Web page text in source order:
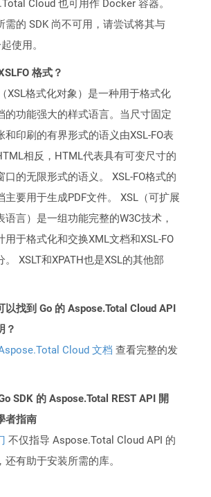
Cloud 也可用作 Docker 容器。
需的 SDK 尚不可用，请尝试将其与
使用。
格式？
XSL格式化对象）是一种用于格式化
的功能强大的样式语言。当尺寸固定
和印刷的有界形式的语义由XSL-FO表
相反，HTML代表具有可变尺寸的
口的无限形式的语义。 XSL-FO格式的
主要用于生成PDF文件。 XSL（可扩展
语言）是一组功能完整的W3C技术，
用于格式化和交换XML文档和XSL-FO
。 XSLT和XPATH也是XSL的其他部
以找到 Go 的 Aspose.Total Cloud API
？
Cloud 文档 查看完整的发
SDK 的 Aspose.Total REST API 開
者指南
不仅指导 Aspose.Total Cloud API 的
还有助于安装所需的库。